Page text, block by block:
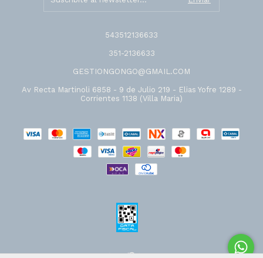
543512136633
351-2136633
GESTIONGONGO@GMAIL.COM
Av Recta Martinoli 6858 - 9 de Julio 219 - Elias Yofre 1289 -
Corrientes 1138 (Villa Maria)